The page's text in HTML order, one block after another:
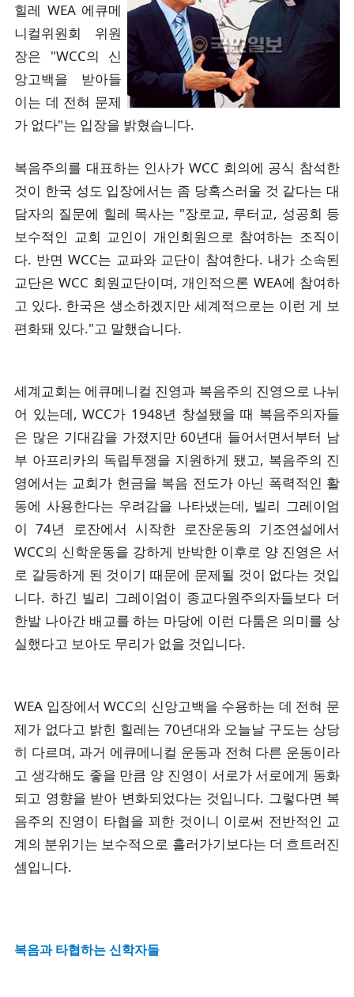
힐레 WEA 에큐메
니컬위원회 위원
장은 "WCC의 신
앙고백을 받아들
이는 데 전혀 문제
가 없다"는 입장을 밝혔습니다.
복음주의를 대표하는 인사가 WCC 회의에 공식 참석한
것이 한국 성도 입장에서는 좀 당혹스러울 것 같다는 대
담자의 질문에 힐레 목사는 "장로교, 루터교, 성공회 등
보수적인 교회 교인이 개인회원으로 참여하는 조직이
다. 반면 WCC는 교파와 교단이 참여한다. 내가 소속된
교단은 WCC 회원교단이며, 개인적으론 WEA에 참여하
고 있다. 한국은 생소하겠지만 세계적으로는 이런 게 보
편화돼 있다."고 말했습니다.
세계교회는 에큐메니컬 진영과 복음주의 진영으로 나뉘
어 있는데, WCC가 1948년 창설됐을 때 복음주의자들
은 많은 기대감을 가졌지만 60년대 들어서면서부터 남
부 아프리카의 독립투쟁을 지원하게 됐고, 복음주의 진
영에서는 교회가 헌금을 복음 전도가 아닌 폭력적인 활
동에 사용한다는 우려감을 나타냈는데, 빌리 그레이엄
이 74년 로잔에서 시작한 로잔운동의 기조연설에서
WCC의 신학운동을 강하게 반박한 이후로 양 진영은 서
로 갈등하게 된 것이기 때문에 문제될 것이 없다는 것입
니다. 하긴 빌리 그레이엄이 종교다원주의자들보다 더
한발 나아간 배교를 하는 마당에 이런 다툼은 의미를 상
실했다고 보아도 무리가 없을 것입니다.
WEA 입장에서 WCC의 신앙고백을 수용하는 데 전혀 문
제가 없다고 밝힌 힐레는 70년대와 오늘날 구도는 상당
히 다르며, 과거 에큐메니컬 운동과 전혀 다른 운동이라
고 생각해도 좋을 만큼 양 진영이 서로가 서로에게 동화
되고 영향을 받아 변화되었다는 것입니다. 그렇다면 복
음주의 진영이 타협을 꾀한 것이니 이로써 전반적인 교
계의 분위기는 보수적으로 흘러가기보다는 더 흐트러진
셈입니다.
복음과 타협하는 신학자들